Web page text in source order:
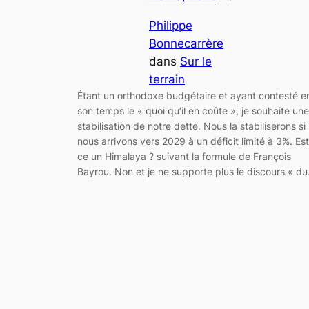
Philippe
Bonnecarrère
dans Sur le
terrain
Étant un orthodoxe budgétaire et ayant contesté
son temps le « quoi qu’il en coûte », je souhaite une
stabilisation de notre dette. Nous la stabiliserons si
nous arrivons vers 2029 à un déficit limité à 3%.
ce un Himalaya ? suivant la formule de François
Bayrou. Non et je ne supporte plus le discours «